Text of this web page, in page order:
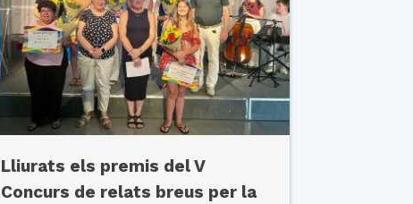
Lliurats els premis del V
Concurs de relats breus per la